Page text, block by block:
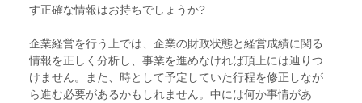
す正確な情報はお持ちでしょうか?
企業経営を行う上では、企業の財政状態と経営成績に関る
情報を正しく分析し、事業を進めなければ頂上には辿りつ
けません。また、時として予定していた行程を修正しなが
ら進む必要があるかもしれません。中には何か事情があ